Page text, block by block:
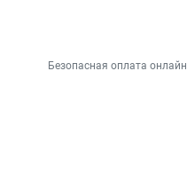
Безопасная оплата онлайн